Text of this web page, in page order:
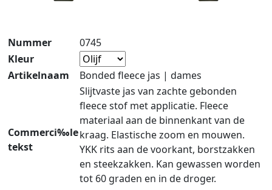
Nummer
0745
Kleur
Artikelnaam
Bonded fleece jas | dames
Commerci‰le
tekst
Slijtvaste jas van zachte gebonden
fleece stof met applicatie. Fleece
materiaal aan de binnenkant van de
kraag. Elastische zoom en mouwen.
YKK rits aan de voorkant, borstzakken
en steekzakken. Kan gewassen worden
tot 60 graden en in de droger.